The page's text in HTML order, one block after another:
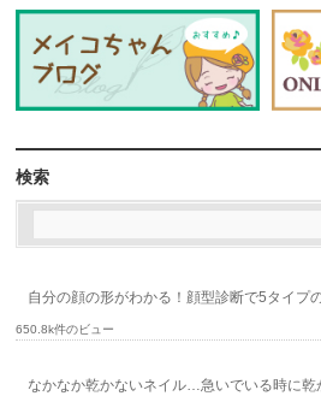
検索
自分の顔の形がわかる！顔型診断で5タイプ
650.8k件のビュー
なかなか乾かないネイル…急いでいる時に乾